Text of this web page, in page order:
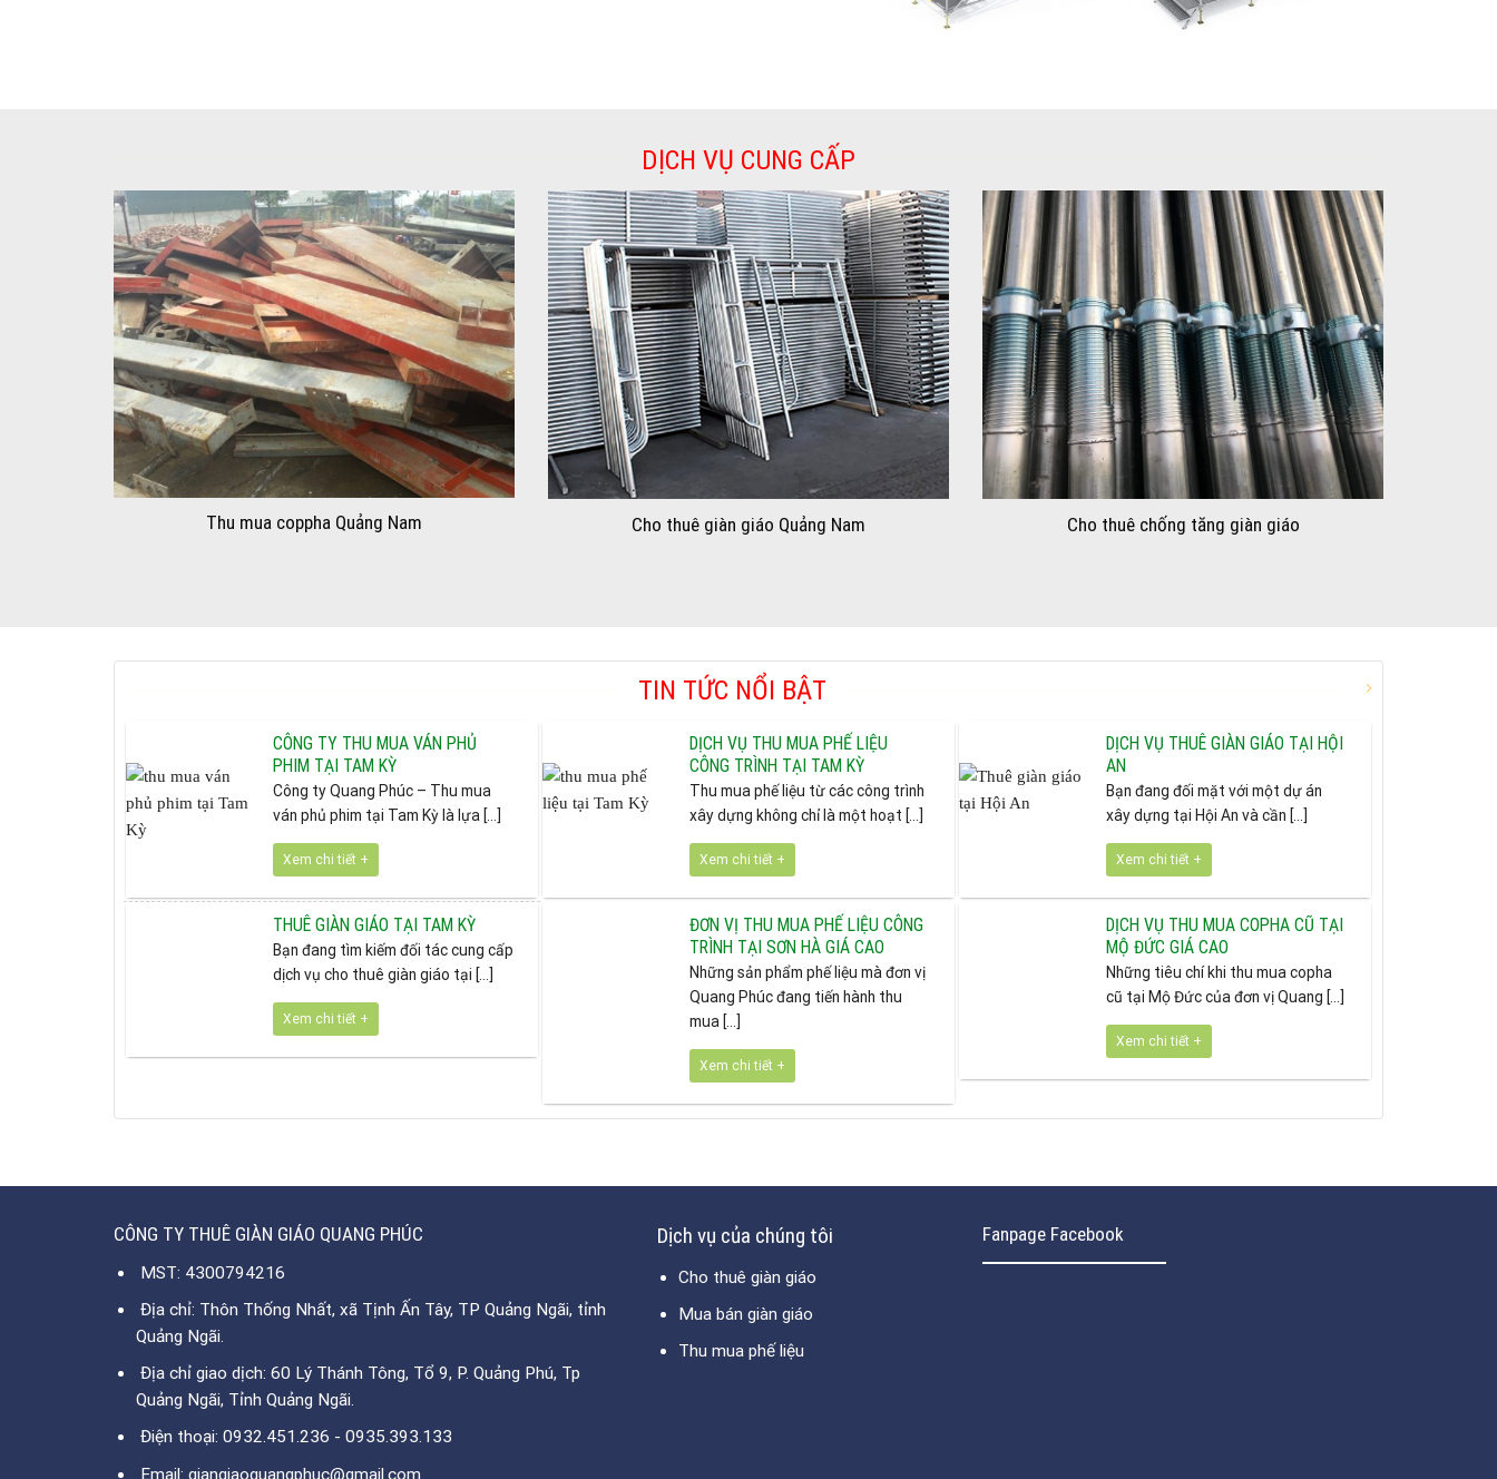
DỊCH VỤ CUNG CẤP
Thu mua coppha Quảng Nam Cho thuê giàn giáo Quảng Nam Cho thuê chống tăng giàn giáo
TIN TỨC NỔI BẬT
CÔNG TY THU MUA VÁN PHỦ
PHIM TẠI TAM KỲ
Công ty Quang Phúc – Thu mua
ván phủ phim tại Tam Kỳ là lựa [...]
Xem chi tiết +
DỊCH VỤ THU MUA PHẾ LIỆU
CÔNG TRÌNH TẠI TAM KỲ
Thu mua phế liệu từ các công trình
xây dựng không chỉ là một hoạt [...]
Xem chi tiết +
DỊCH VỤ THUÊ GIÀN GIÁO TẠI HỘI
AN
Bạn đang đối mặt với một dự án
xây dựng tại Hội An và cần [...]
Xem chi tiết +
THUÊ GIÀN GIÁO TẠI TAM KỲ
Bạn đang tìm kiếm đối tác cung cấp
dịch vụ cho thuê giàn giáo tại [...]
Xem chi tiết +
ĐƠN VỊ THU MUA PHẾ LIỆU CÔNG
TRÌNH TẠI SƠN HÀ GIÁ CAO
Những sản phẩm phế liệu mà đơn vị
Quang Phúc đang tiến hành thu
mua [...]
Xem chi tiết +
DỊCH VỤ THU MUA COPHA CŨ TẠI
MỘ ĐỨC GIÁ CAO
Những tiêu chí khi thu mua copha
cũ tại Mộ Đức của đơn vị Quang [...]
Xem chi tiết +
CÔNG TY THUÊ GIÀN GIÁO QUANG PHÚC
MST: 4300794216
Địa chỉ: Thôn Thống Nhất, xã Tịnh Ấn Tây, TP Quảng Ngãi, tỉnh
Quảng Ngãi.
Địa chỉ giao dịch: 60 Lý Thánh Tông, Tổ 9, P. Quảng Phú, Tp
Quảng Ngãi, Tỉnh Quảng Ngãi.
Điện thoại: 0932.451.236 - 0935.393.133
Email: giangiaoquangphuc@gmail.com
Dịch vụ của chúng tôi
Cho thuê giàn giáo
Mua bán giàn giáo
Thu mua phế liệu
Fanpage Facebook